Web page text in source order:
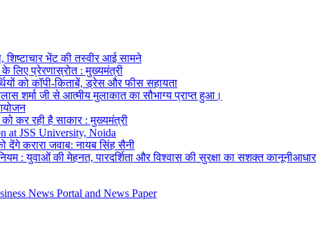
भेंट की तस्वीर आई सामने
लिए प्रेरणास्रोत : मुख्यमंत्री
को कॉपी-किताबें, ड्रेस और फीस सहायता
शर्मा जी से आत्मीय मुलाकात का सौभाग्य प्राप्त हुआ।
कर रही है साकार : मुख्यमंत्री
at JSS University, Noida
करारा जवाब: नायब सिंह सैनी
: युवाओं की मेहनत, पारदर्शिता और विश्वास की सुरक्षा का सशक्त कानूनीआधार
News Portal and News Paper